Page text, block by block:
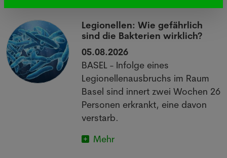
Legionellen: Wie gefährlich
sind die Bakterien wirklich?
05.08.2026
BASEL - Infolge eines
Legionellenausbruchs im Raum
Basel sind innert zwei Wochen 26
Personen erkrankt, eine davon
verstarb.
Mehr